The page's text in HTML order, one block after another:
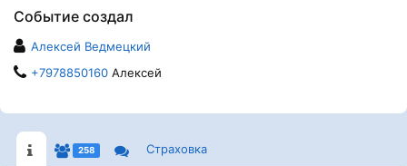
Событие создал
Алексей Ведмецкий
+7978850160 Алексей
258 Страховка